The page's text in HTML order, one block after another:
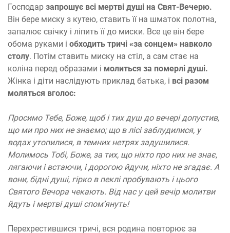
Господар запрошує всі мертві душі на Свят-Вечерю.
Він бере миску з кутею, ставить її на шматок полотна,
запалює свічку і ліпить її до миски. Все це він бере
обома руками і обходить тричі «за сонцем» навколо
столу. Потім ставить миску на стіл, а сам стає на
коліна перед образами і молиться за померлі душі.
Жінка і діти наслідують приклад батька, і всі разом
моляться вголос:
Просимо Тебе, Боже, щоб і тих душ до вечері допустив,
що ми про них не знаємо; що в лісі заблудилися, у
водах утопилися, в темних нетрях задушилися.
Молимось Тобі, Боже, за тих, що ніхто про них не знає,
лягаючи і встаючи, і дорогою йдучи, ніхто не згадає. А
вони, бідні душі, гірко в пеклі пробувають і цього
Святого Вечора чекають. Від нас у цей вечір молитви
йдуть і мертві душі спом’януть!
Перехрестившися тричі, вся родина повторює за